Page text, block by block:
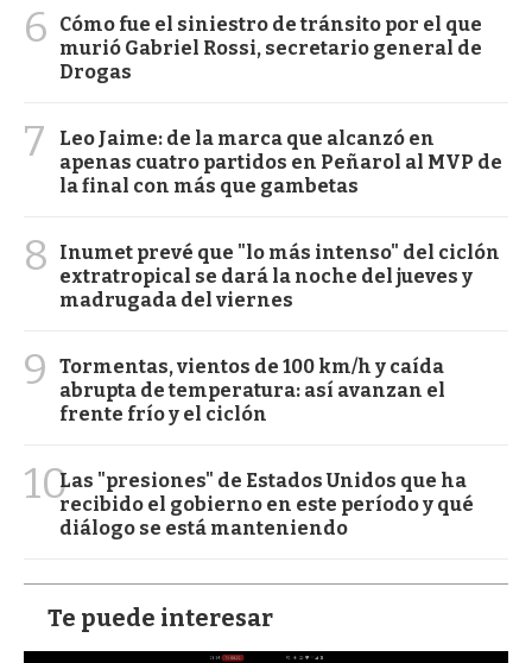
6
Cómo fue el siniestro de tránsito por el que
murió Gabriel Rossi, secretario general de
Drogas
7
Leo Jaime: de la marca que alcanzó en
apenas cuatro partidos en Peñarol al MVP de
la final con más que gambetas
8
Inumet prevé que "lo más intenso" del ciclón
extratropical se dará la noche del jueves y
madrugada del viernes
9
Tormentas, vientos de 100 km/h y caída
abrupta de temperatura: así avanzan el
frente frío y el ciclón
10Las "presiones" de Estados Unidos que ha
recibido el gobierno en este período y qué
diálogo se está manteniendo
Te puede interesar